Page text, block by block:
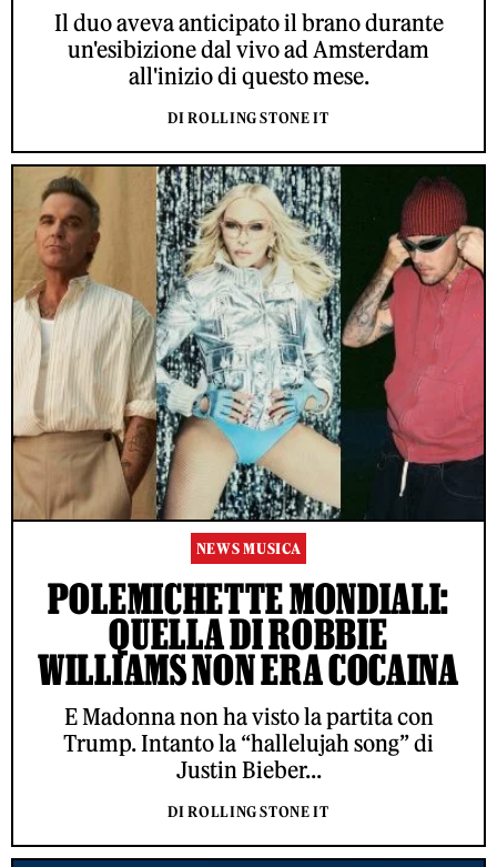
Il duo aveva anticipato il brano durante
un'esibizione dal vivo ad Amsterdam
all'inizio di questo mese.
DI ROLLING STONE IT
NEWS MUSICA
POLEMICHETTE MONDIALI:
QUELLA DI ROBBIE
WILLIAMS NON ERA COCAINA
E Madonna non ha visto la partita con
Trump. Intanto la “hallelujah song” di
Justin Bieber...
DI ROLLING STONE IT